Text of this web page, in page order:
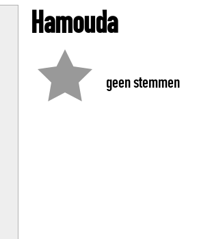
Hamouda
geen stemmen